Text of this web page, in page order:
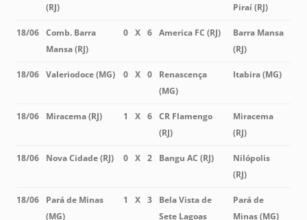
(RJ)
Piraí (RJ)
18/06 Comb. Barra
Mansa (RJ)
0 X 6 America FC (RJ)
Barra Mansa
(RJ)
18/06 Valeriodoce (MG) 0 X 0
Renascença
(MG)
Itabira (MG)
18/06 Miracema (RJ) 1 X 6 CR Flamengo
(RJ)
Miracema
(RJ)
18/06 Nova Cidade (RJ) 0 X 2 Bangu AC (RJ)
Nilópolis
(RJ)
18/06
Pará de Minas
(MG)
1 X 3
Bela Vista de
Sete Lagoas
Pará de
Minas (MG)